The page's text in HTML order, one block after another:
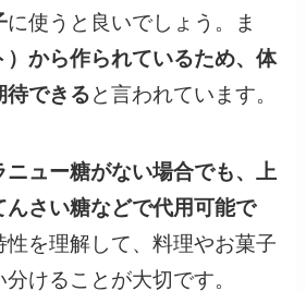
に使うと良いでしょう。ま
）から作られているため、体
待できると言われています。
ニュー糖がない場合でも、上
んさい糖などで代用可能で
性を理解して、料理やお菓子
けることが大切です。